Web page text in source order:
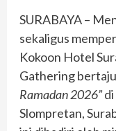
SURABAYA –
sekaligus
Kokoon Hotel
Gathering
Ramadan 2026”di
Slompretan,